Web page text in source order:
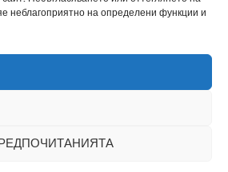
неблагоприятно на определени функции и
за поверителност
Council of Europe